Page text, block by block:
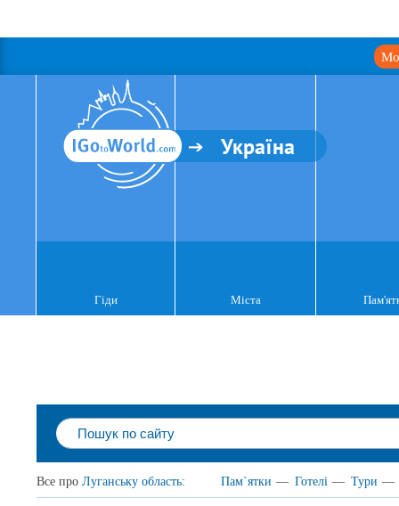
Україна
Гіди Міста
Все про Луганську область: Пам`ятки — Готелі — Тури —